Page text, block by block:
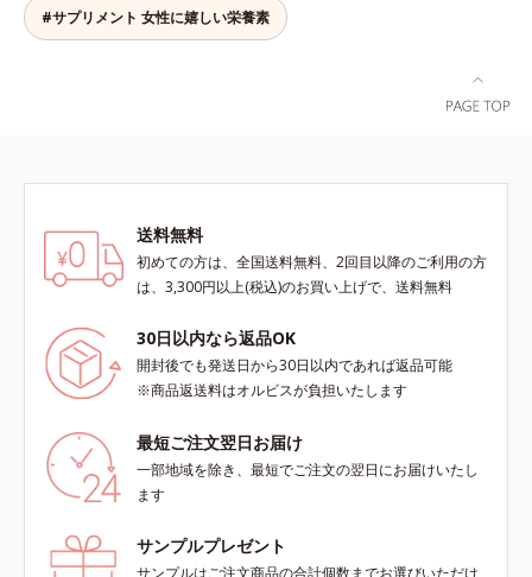
クリアな1日のスタートに「ビタミ
ンA＆ルテイン」、紫外線を気にか
引き出します。水なしでOK、持ち
つでもどこでも手軽にカリッとチャ
ージ。フルーツ風味だから、おやつ
感覚でおいしく楽しく続けられま
になる悩みも、おやつやデザート時
にぷるんっと食べて解消を目指しま
で、ダイエット中でも安心です。各
商品の詳しい情報は商品ページをご
#サプリメント 女性に嬉しい栄養素
送料無料
初めての方は、全国送料無料、2回目以降のご利用の方
は、3,300円以上(税込)のお買い上げで、送料無料
30日以内なら返品OK
開封後でも発送日から30日以内であれば返品可能
※商品返送料はオルビスが負担いたします
最短ご注文翌日お届け
一部地域を除き、最短でご注文の翌日にお届けいたし
ます
サンプルプレゼント
サンプルはご注文商品の合計個数までお選びいただけ